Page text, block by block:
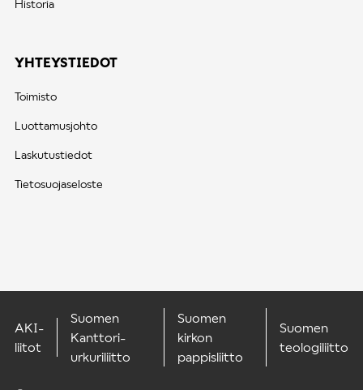
Historia
YHTEYSTIEDOT
Toimisto
Luottamusjohto
Laskutustiedot
Tietosuojaseloste
AKI-
liitot
Suomen
Kanttori-
urkuriliitto
Suomen
kirkon
pappisliitto
Suomen
teologiliitto